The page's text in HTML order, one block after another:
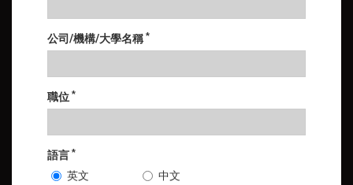
公司/機構/大學名稱 *
職位 *
語言 *
英文
中文